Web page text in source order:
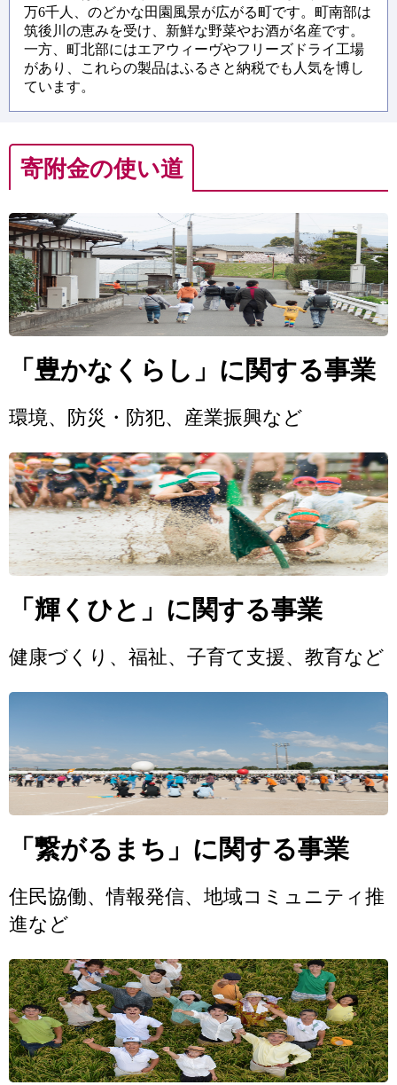
万6千人、のどかな田園風景が広がる町です。町南部は
筑後川の恵みを受け、新鮮な野菜やお酒が名産です。
一方、町北部にはエアウィーヴやフリーズドライ工場
があり、これらの製品はふるさと納税でも人気を博し
ています。
寄附金の使い道
「豊かなくらし」に関する事業
環境、防災・防犯、産業振興など
「輝くひと」に関する事業
健康づくり、福祉、子育て支援、教育など
「繋がるまち」に関する事業
住民協働、情報発信、地域コミュニティ推
進など